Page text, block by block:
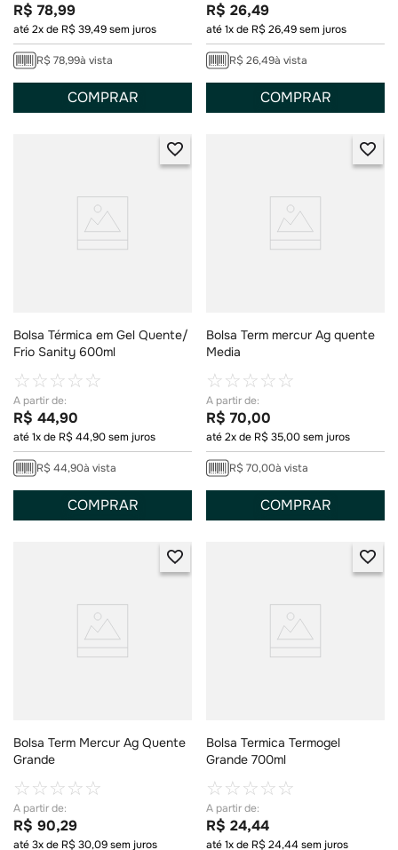
R$ 78,99
até2x de R$39,49sem juros
R$ 78,99à vista
COMPRAR
R$ 26,49
até1x de R$26,49sem juros
R$ 26,49à vista
COMPRAR
Bolsa Térmica em Gel Quente/
Frio Sanity 600ml
☆☆☆☆☆
R$ 44,90
até1x de R$44,90sem juros
R$ 44,90à vista
COMPRAR
Bolsa Term mercur Ag quente
Media
☆☆☆☆☆
R$ 70,00
até2x de R$35,00sem juros
R$ 70,00à vista
COMPRAR
Bolsa Term Mercur Ag Quente
Grande
☆☆☆☆☆
R$ 90,29
até3x de R$30,09sem juros
Bolsa Termica Termogel
Grande 700ml
☆☆☆☆☆
R$ 24,44
até1x de R$24,44sem juros